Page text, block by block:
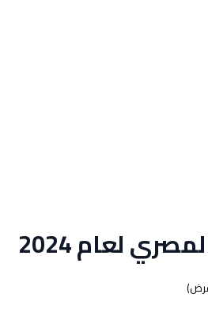
لعام 2024